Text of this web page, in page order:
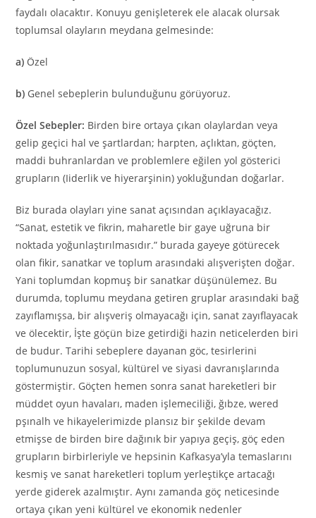
faydalı olacaktır. Konuyu genişleterek ele alacak olursak
toplumsal olayların meydana gelmesinde:
a) Özel
b) Genel sebeplerin bulunduğunu görüyoruz.
Özel Sebepler: Birden bire ortaya çıkan olaylardan veya
gelip geçici hal ve şartlardan; harpten, açlıktan, göçten,
maddi buhranlardan ve problemlere eğilen yol gösterici
grupların (Iiderlik ve hiyerarşinin) yokluğundan doğarlar.
Biz burada olayları yine sanat açısından açıklayacağız.
“Sanat, estetik ve fikrin, maharetle bir gaye uğruna bir
noktada yoğunlaştırılmasıdır.” burada gayeye götürecek
olan fikir, sanatkar ve toplum arasındaki alışverişten doğar.
Yani toplumdan kopmuş bir sanatkar düşünülemez. Bu
durumda, toplumu meydana getiren gruplar arasındaki bağ
zayıflamışsa, bir alışveriş olmayacağı için, sanat zayıflayacak
ve ölecektir, İşte göçün bize getirdiği hazin neticelerden biri
de budur. Tarihi sebeplere dayanan göc, tesirlerini
toplumunuzun sosyal, kültürel ve siyasi davranışlarında
göstermiştir. Göçten hemen sonra sanat hareketleri bir
müddet oyun havaları, maden işlemeciliği, ğıbze, wered
pşınalh ve hikayelerimizde plansız bir şekilde devam
etmişse de birden bire dağınık bir yapıya geçiş, göç eden
grupların birbirleriyle ve hepsinin Kafkasya’yla temaslarını
kesmiş ve sanat hareketleri toplum yerleştikçe artacağı
yerde giderek azalmıştır. Aynı zamanda göç neticesinde
ortaya çıkan yeni kültürel ve ekonomik nedenler